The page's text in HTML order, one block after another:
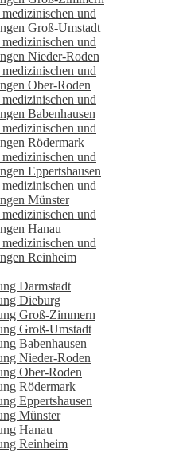
und
Groß-Umstadt
und
Nieder-Roden
und
Ober-Roden
und
Babenhausen
und
Rödermark
und
Eppertshausen
und
Münster
und
Hanau
und
Reinheim
Darmstadt
Dieburg
Groß-Zimmern
Groß-Umstadt
Babenhausen
Nieder-Roden
Ober-Roden
Rödermark
Eppertshausen
Münster
Hanau
Reinheim